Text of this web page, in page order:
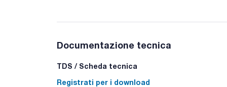
Documentazione tecnica
TDS / Scheda tecnica
Registrati per i download